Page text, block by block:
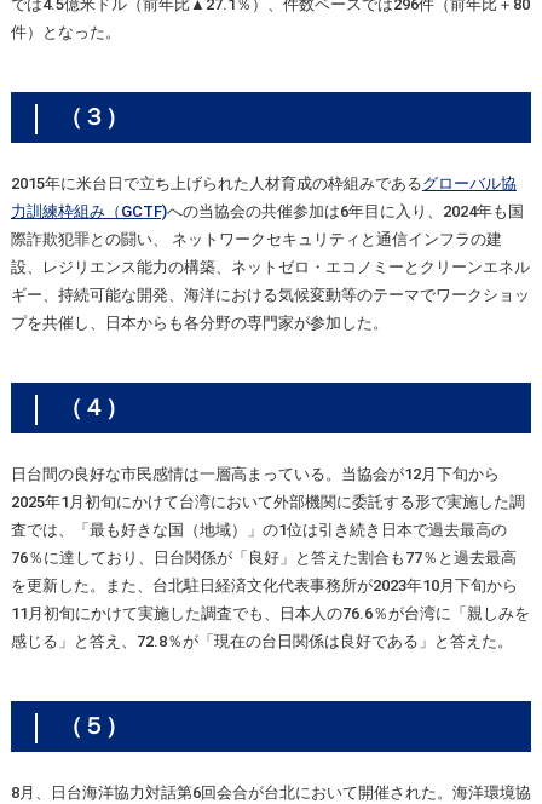
では4.5億米ドル（前年比▲27.1％）、件数ベースでは296件（前年比＋80
件）となった。
（３）
2015年に米台日で立ち上げられた人材育成の枠組みであるグローバル協
力訓練枠組み（GCTF)への当協会の共催参加は6年目に入り、2024年も国
際詐欺犯罪との闘い、 ネットワークセキュリティと通信インフラの建
設、レジリエンス能力の構築、ネットゼロ・エコノミーとクリーンエネル
ギー、持続可能な開発、海洋における気候変動等のテーマでワークショッ
プを共催し、日本からも各分野の専門家が参加した。
（４）
日台間の良好な市民感情は一層高まっている。当協会が12月下旬から
2025年1月初旬にかけて台湾において外部機関に委託する形で実施した調
査では、「最も好きな国（地域）」の1位は引き続き日本で過去最高の
76％に達しており、日台関係が「良好」と答えた割合も77％と過去最高
を更新した。また、台北駐日経済文化代表事務所が2023年10月下旬から
11月初旬にかけて実施した調査でも、日本人の76.6％が台湾に「親しみを
感じる」と答え、72.8％が「現在の台日関係は良好である」と答えた。
（５）
8月、日台海洋協力対話第6回会合が台北において開催された。海洋環境協